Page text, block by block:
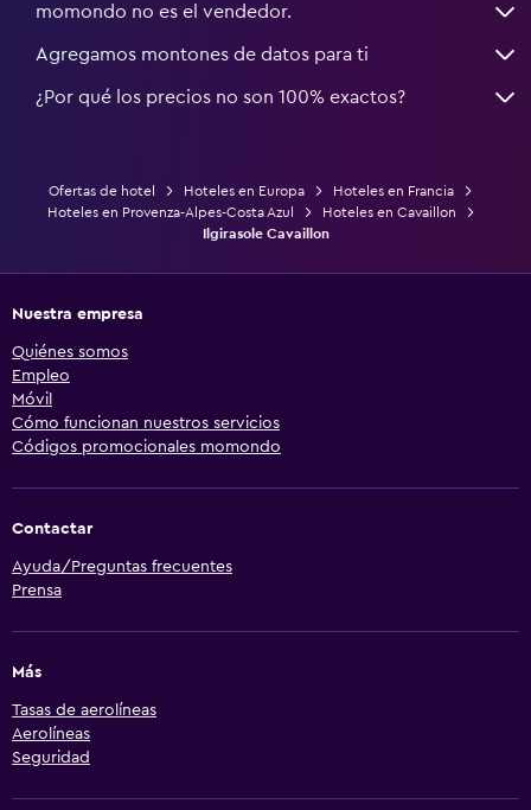
momondo no es el vendedor.
Agregamos montones de datos para ti
¿Por qué los precios no son 100% exactos?
Ofertas de hotel Hoteles en Europa
Hoteles en Francia
Hoteles en Provenza-Alpes-Costa Azul
Hoteles en Cavaillon
Ilgirasole Cavaillon
Nuestra empresa
Quiénes somos
Empleo
Móvil
Cómo funcionan nuestros servicios
Códigos promocionales momondo
Contactar
Ayuda/Preguntas frecuentes
Prensa
Más
Tasas de aerolíneas
Aerolíneas
Seguridad